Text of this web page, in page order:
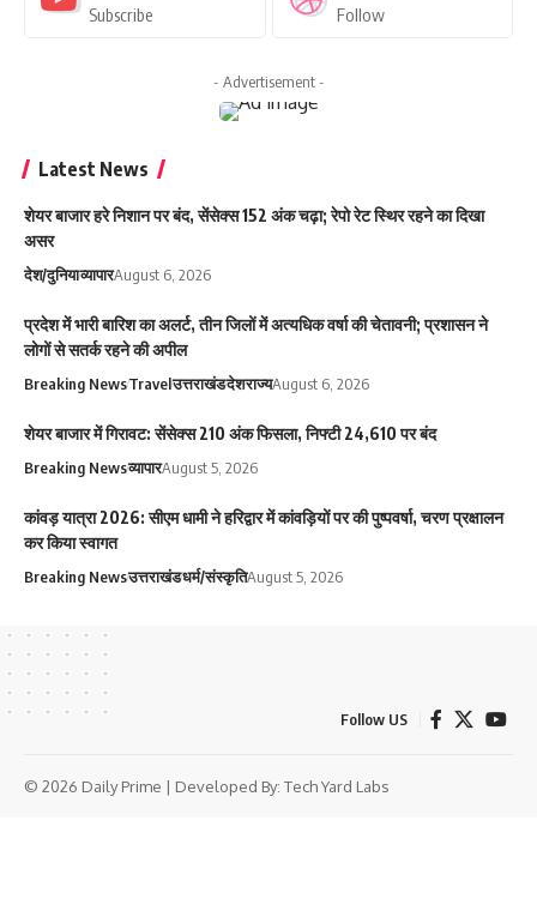
Subscribe Follow
- Advertisement -
Latest News
शेयर बाजार हरे निशान पर बंद, सेंसेक्स 152 अंक चढ़ा; रेपो रेट स्थिर रहने का दिखा
असर
देश/दुनियाव्यापारAugust 6, 2026
प्रदेश में भारी बारिश का अलर्ट, तीन जिलों में अत्यधिक वर्षा की चेतावनी; प्रशासन ने
लोगों से सतर्क रहने की अपील
Breaking NewsTravelउत्तराखंडदेशराज्यAugust 6, 2026
शेयर बाजार में गिरावट: सेंसेक्स 210 अंक फिसला, निफ्टी 24,610 पर बंद
Breaking Newsव्यापारAugust 5, 2026
कांवड़ यात्रा 2026: सीएम धामी ने हरिद्वार में कांवड़ियों पर की पुष्पवर्षा, चरण प्रक्षालन
कर किया स्वागत
Breaking Newsउत्तराखंडधर्म/संस्कृतिAugust 5, 2026
Follow US
© 2026 Daily Prime | Developed By: Tech Yard Labs